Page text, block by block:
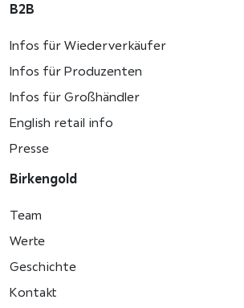
B2B
Infos für Wiederverkäufer
Infos für Produzenten
Infos für Großhändler
English retail info
Presse
Birkengold
Team
Werte
Geschichte
Kontakt